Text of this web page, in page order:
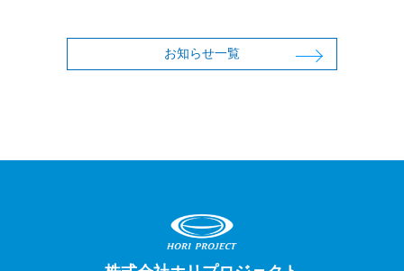
お知らせ一覧